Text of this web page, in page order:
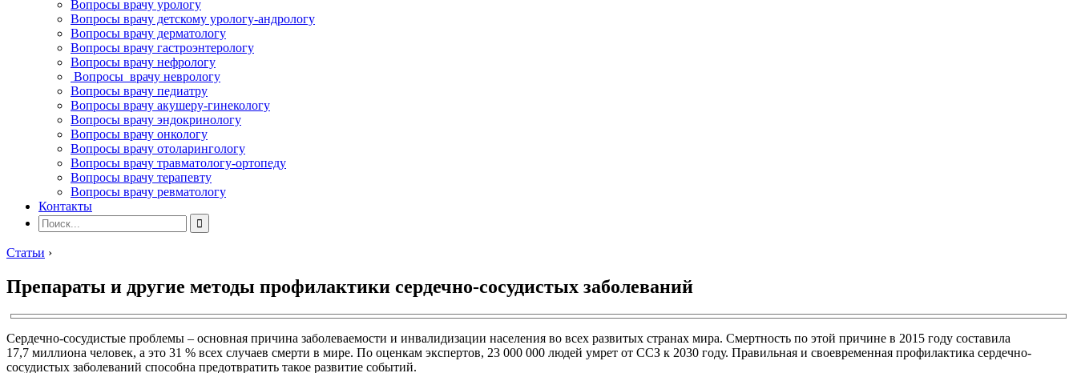
Вопросы врачу урологу
Вопросы врачу детскому урологу-андрологу
Вопросы врачу дерматологу
Вопросы врачу гастроэнтерологу
Вопросы врачу нефрологу
Вопросы врачу неврологу
Вопросы врачу педиатру
Вопросы врачу акушеру-гинекологу
Вопросы врачу эндокринологу
Вопросы врачу онкологу
Вопросы врачу отоларингологу
Вопросы врачу травматологу-ортопеду
Вопросы врачу терапевту
Вопросы врачу ревматологу
Контакты
Статьи ›
Препараты и другие методы профилактики сердечно-сосудистых заболеваний
Сердечно-сосудистые проблемы – основная причина заболеваемости и инвалидизации населения во всех развитых странах мира. Смертность по этой причине в 2015 году составила
17,7 миллиона человек, а это 31 % всех случаев смерти в мире. По оценкам экспертов, 23 000 000 людей умрет от ССЗ к 2030 году. Правильная и своевременная профилактика сердечно-
сосудистых заболеваний способна предотвратить такое развитие событий.